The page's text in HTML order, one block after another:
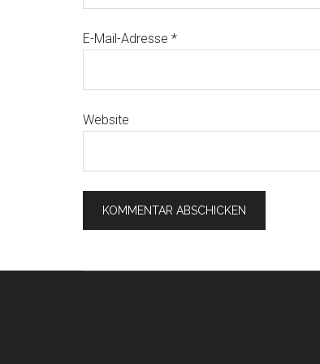
E-Mail-Adresse *
Website